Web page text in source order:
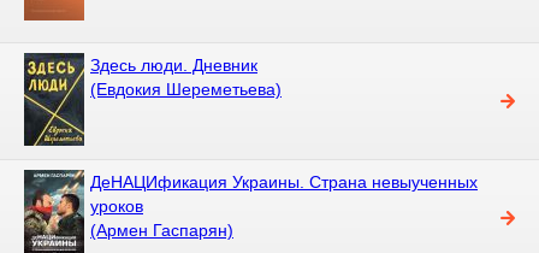
Здесь люди. Дневник
(Евдокия Шереметьева)
ДеНАЦИфикация Украины. Страна невыученных
уроков
(Армен Гаспарян)